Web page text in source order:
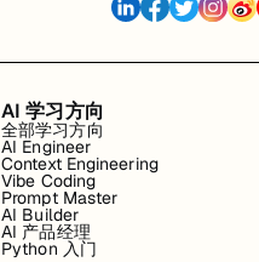
AI 学习方向
全部学习方向
AI Engineer
Context Engineering
Vibe Coding
Prompt Master
AI Builder
AI 产品经理
Python 入门